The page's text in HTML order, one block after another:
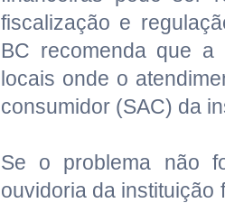
fiscalização e
BC recomenda que a
locais onde o
consumidor (SAC) da
Se o problema não
ouvidoria da instituição